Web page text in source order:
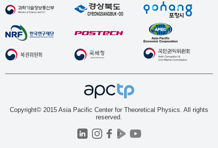
Copyright© 2015 Asia Pacific Center for Theoretical Physics. All rights
reserved.